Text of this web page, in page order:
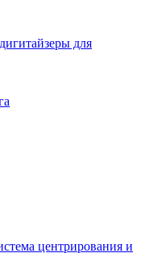
для
центрирования и